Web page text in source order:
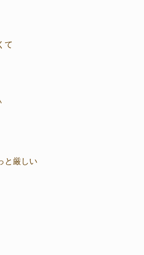
て
と厳しい